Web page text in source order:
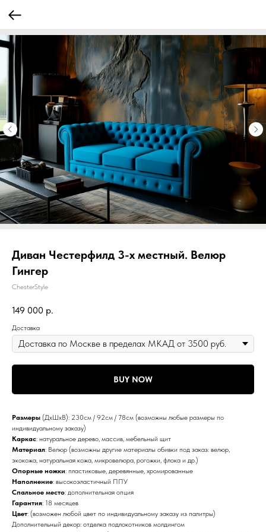
Диван Честерфилд 3-х местный. Велюр
Гингер
ChesterStyle
149 000 р.
Доставка
BUY NOW
Размеры (ДхШхВ): 230см / 92см / 78см (возможны любые размеры по
индивидуальному заказу)
Каркас: натуральное дерево, массив, мебельный щит
Материал: Велюр (возможны другие материалы обивки под заказ: велюр,
экокожа, натуральная кожа, микровелюра, рогожки, флока и др.)
Опорные ножки: пластиковые, деревянные, хромированные
Наполнение: высокоэластичный ППУ
Спальное место: дополнительная опция
Гарантия: 18 месяцев
Цвет: (возможен любой цвет по индивидуальному заказу из палитры)
Дополнительный декор: отделка подлокотников молдингом